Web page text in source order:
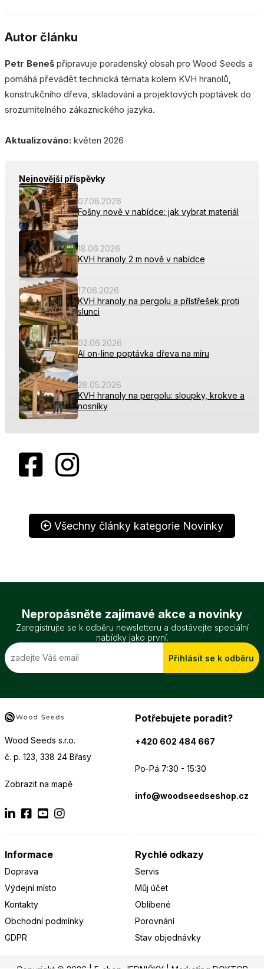
Autor článku
Petr Beneš připravuje poradenský obsah pro Wood Seeds a
pomáhá převádět technická témata kolem KVH hranolů,
konstrukčního dřeva, skladování a projektových poptávek do
srozumitelného zákaznického jazyka.
Aktualizováno: květen 2026
Nejnovější příspěvky
07.08.2026
Fošny nově v nabídce: jak vybrat materiál
18.06.2026
KVH hranoly 2 m nově v nabídce
17.06.2026
KVH hranoly na pergolu a přístřešek proti
slunci
02.06.2026
AI on-line poptávka dřeva na míru
28.05.2026
KVH hranoly na pergolu: sloupky, krokve a
nosníky
Všechny články kategorie Novinky
Nepropásněte zajímavé akce a novinky
Zaregistrujte se k odběru newsletteru a dostávejte speciální
nabídky jako první.
Přihlásit se k odběru
Wood Seeds s.r.o.
č. p. 123, 338 24 Břasy
Zobrazit na mapě
Potřebujete poradit?
+420 602 484 667
Po-Pá 7:30 - 15:30
info@woodseedseshop.cz
Informace
Doprava
Výdejní místo
Kontakty
Obchodní podmínky
GDPR
Rychlé odkazy
Servis
Můj účet
Oblíbené
Porovnání
Stav objednávky